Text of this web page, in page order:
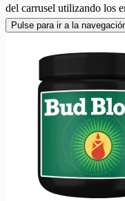
del carrusel utilizando los
Pulse para ir a la